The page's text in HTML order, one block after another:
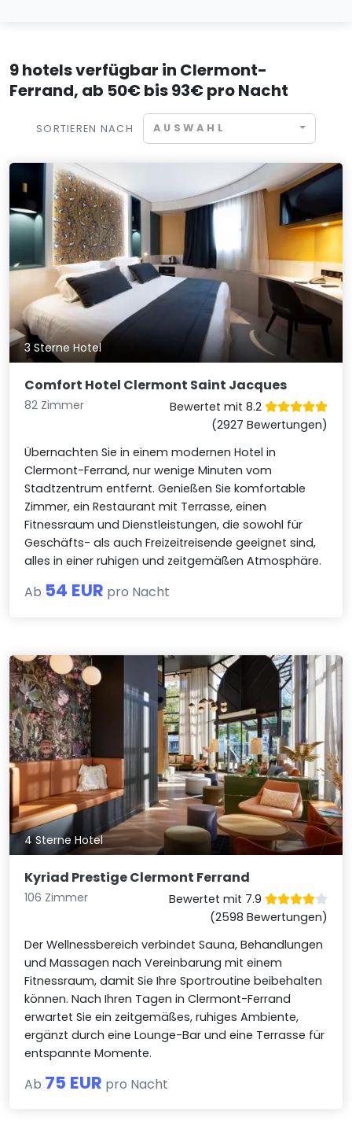
9 hotels verfügbar in Clermont-
Ferrand, ab 50€ bis 93€ pro Nacht
SORTIEREN NACH AUSWAHL
3 Sterne Hotel
Comfort Hotel Clermont Saint Jacques
82 Zimmer
Bewertet mit 8.2
(2927 Bewertungen)
Übernachten Sie in einem modernen Hotel in
Clermont-Ferrand, nur wenige Minuten vom
Stadtzentrum entfernt. Genießen Sie komfortable
Zimmer, ein Restaurant mit Terrasse, einen
Fitnessraum und Dienstleistungen, die sowohl für
Geschäfts- als auch Freizeitreisende geeignet sind,
alles in einer ruhigen und zeitgemäßen Atmosphäre.
Ab 54 EUR pro Nacht
4 Sterne Hotel
Kyriad Prestige Clermont Ferrand
106 Zimmer
Bewertet mit 7.9
(2598 Bewertungen)
Der Wellnessbereich verbindet Sauna, Behandlungen
und Massagen nach Vereinbarung mit einem
Fitnessraum, damit Sie Ihre Sportroutine beibehalten
können. Nach Ihren Tagen in Clermont-Ferrand
erwartet Sie ein zeitgemäßes, ruhiges Ambiente,
ergänzt durch eine Lounge-Bar und eine Terrasse für
entspannte Momente.
Ab 75 EUR pro Nacht